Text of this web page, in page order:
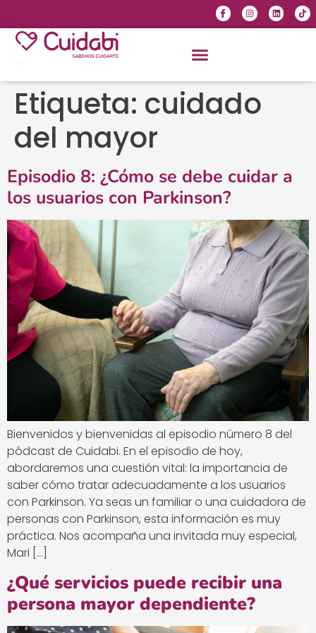
Etiqueta: cuidado
del mayor
Episodio 8: ¿Cómo se debe cuidar a
los usuarios con Parkinson?
Bienvenidos y bienvenidas al episodio número 8 del
pódcast de Cuidabi. En el episodio de hoy,
abordaremos una cuestión vital: la importancia de
saber cómo tratar adecuadamente a los usuarios
con Parkinson. Ya seas un familiar o una cuidadora de
personas con Parkinson, esta información es muy
práctica. Nos acompaña una invitada muy especial,
Mari […]
¿Qué servicios puede recibir una
persona mayor dependiente?